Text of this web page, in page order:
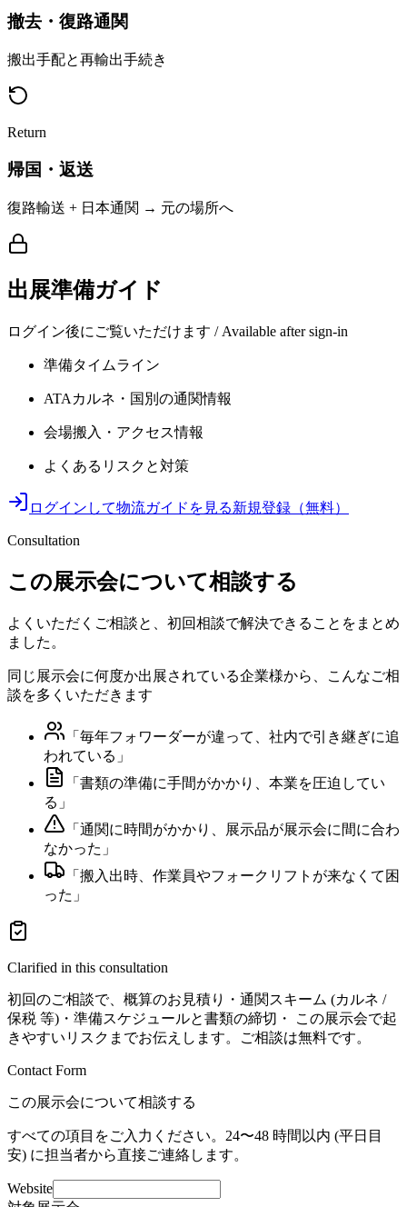
撤去・復路通関
搬出手配と再輸出手続き
Return
帰国・返送
復路輸送 + 日本通関 → 元の場所へ
出展準備ガイド
ログイン後にご覧いただけます / Available after sign-in
準備タイムライン
ATAカルネ・国別の通関情報
会場搬入・アクセス情報
よくあるリスクと対策
ログインして物流ガイドを見る新規登録（無料）
Consultation
この展示会について相談する
よくいただくご相談と、初回相談で解決できることをまとめ
ました。
同じ展示会に何度か出展されている企業様から、こんなご相
談を多くいただきます
「 毎年フォワーダーが違って、社内で引き継ぎに追
われている 」
「 書類の準備に手間がかかり、本業を圧迫してい
る 」
「 通関に時間がかかり、展示品が展示会に間に合わ
なかった 」
「 搬入出時、作業員やフォークリフトが来なくて困
った 」
Clarified in this consultation
初回のご相談で、概算のお見積り・通関スキーム (カルネ /
保税 等)・準備スケジュールと書類の締切・ この展示会で起
きやすいリスクまでお伝えします。ご相談は無料です。
Contact Form
この展示会について相談する
すべての項目をご入力ください。24〜48 時間以内 (平日目
安) に担当者から直接ご連絡します。
Website